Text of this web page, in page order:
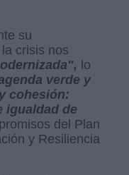
su
crisis nos
lo
verde y
cohesión:
igualdad de
del Plan
y Resiliencia